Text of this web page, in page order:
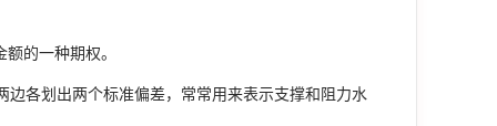
的一种期权。
各划出两个标准偏差，常常用来表示支撑和阻力水